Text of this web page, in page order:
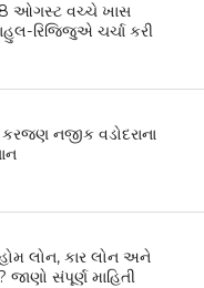
ઓગસ્ટ વચ્ચે ખાસ
રિજિજુએ ચર્ચા કરી
કરજણ નજીક વડોદરાના
હોમ લોન, કાર લોન અને
જાણો સંપૂર્ણ માહિતી